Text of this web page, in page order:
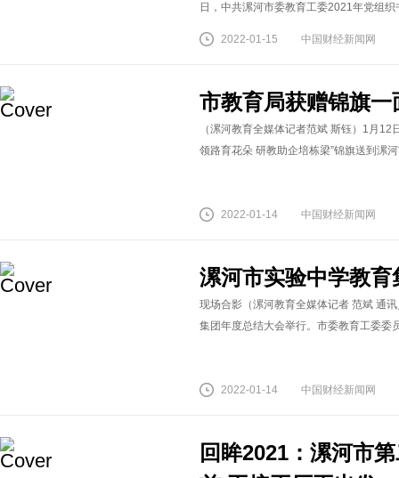
日，中共漯河市委教育工委2021年党组
2022-01-15 中国财经新闻网
市教育局获赠锦旗一
（漯河教育全媒体记者范斌 斯钰）1月
领路育花朵 研教助企培栋梁”锦旗送到漯
2022-01-14 中国财经新闻网
漯河市实验中学教
现场合影（漯河教育全媒体记者 范斌 通
集团年度总结大会举行。市委教育工委委
2022-01-14 中国财经新闻网
回眸2021：漯河市